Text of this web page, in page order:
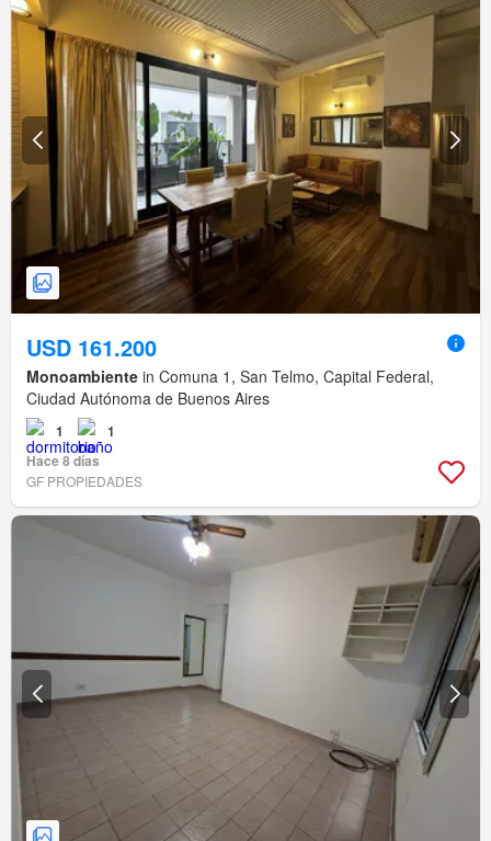
USD 161.200
Monoambiente in Comuna 1, San Telmo, Capital Federal,
Ciudad Autónoma de Buenos Aires
1
1
Hace 8 días
GF PROPIEDADES